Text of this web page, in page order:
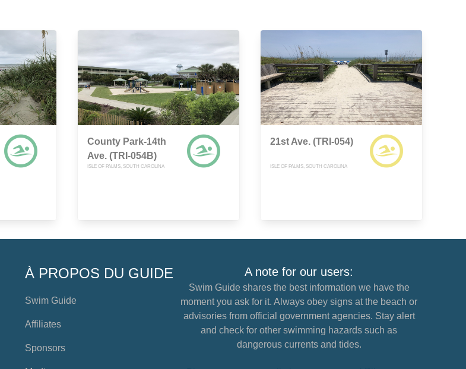
County Park-14th
Ave. (TRI-054B)
ISLE OF PALMS, SOUTH CAROLINA
21st Ave. (TRI-054)
ISLE OF PALMS, SOUTH CAROLINA
À PROPOS DU GUIDE
Swim Guide
Affiliates
Sponsors
A note for our users:
Swim Guide shares the best information we have the
moment you ask for it. Always obey signs at the beach or
advisories from official government agencies. Stay alert
and check for other swimming hazards such as
dangerous currents and tides.